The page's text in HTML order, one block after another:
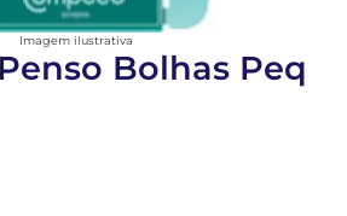
Imagem ilustrativa
Bolhas Peq